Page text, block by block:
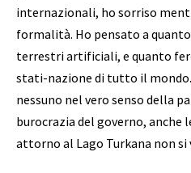
internazionali, ho sorriso
formalità. Ho pensato a
terrestri artificiali, e quanto
stati-nazione di tutto il
nessuno nel vero senso della
burocrazia del governo, anche
attorno al Lago Turkana non si